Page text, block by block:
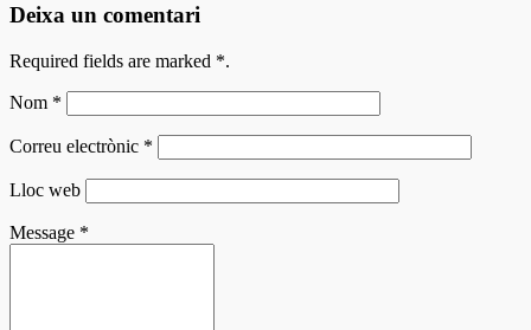
Deixa un comentari
Required fields are marked *.
Nom *
Correu electrònic *
Lloc web
Message *